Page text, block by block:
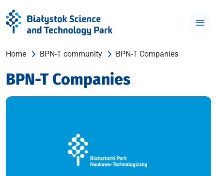
Home BPN-T community BPN-T Companies
BPN-T Companies